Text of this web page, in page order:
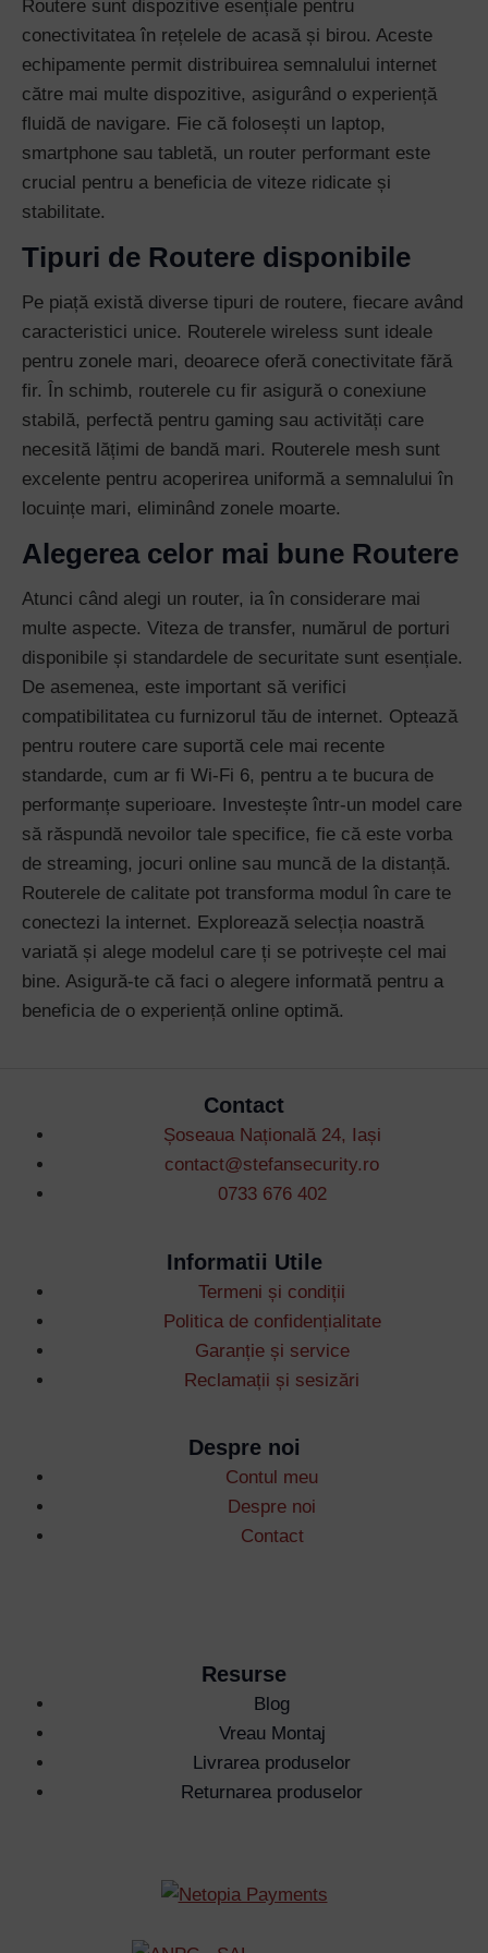
Routere sunt dispozitive esențiale pentru
conectivitatea în rețelele de acasă și birou. Aceste
echipamente permit distribuirea semnalului internet
către mai multe dispozitive, asigurând o experiență
fluidă de navigare. Fie că folosești un laptop,
smartphone sau tabletă, un router performant este
crucial pentru a beneficia de viteze ridicate și
stabilitate.
Tipuri de Routere disponibile
Pe piață există diverse tipuri de routere, fiecare având
caracteristici unice. Routerele wireless sunt ideale
pentru zonele mari, deoarece oferă conectivitate fără
fir. În schimb, routerele cu fir asigură o conexiune
stabilă, perfectă pentru gaming sau activități care
necesită lățimi de bandă mari. Routerele mesh sunt
excelente pentru acoperirea uniformă a semnalului în
locuințe mari, eliminând zonele moarte.
Alegerea celor mai bune Routere
Atunci când alegi un router, ia în considerare mai
multe aspecte. Viteza de transfer, numărul de porturi
disponibile și standardele de securitate sunt esențiale.
De asemenea, este important să verifici
compatibilitatea cu furnizorul tău de internet. Optează
pentru routere care suportă cele mai recente
standarde, cum ar fi Wi-Fi 6, pentru a te bucura de
performanțe superioare. Investește într-un model care
să răspundă nevoilor tale specifice, fie că este vorba
de streaming, jocuri online sau muncă de la distanță.
Routerele de calitate pot transforma modul în care te
conectezi la internet. Explorează selecția noastră
variată și alege modelul care ți se potrivește cel mai
bine. Asigură-te că faci o alegere informată pentru a
beneficia de o experiență online optimă.
Contact
Șoseaua Națională 24, Iași
contact@stefansecurity.ro
0733 676 402
Informatii Utile
Termeni și condiții
Politica de confidențialitate
Garanție și service
Reclamații și sesizări
Despre noi
Contul meu
Despre noi
Contact
Resurse
Blog
Vreau Montaj
Livrarea produselor
Returnarea produselor